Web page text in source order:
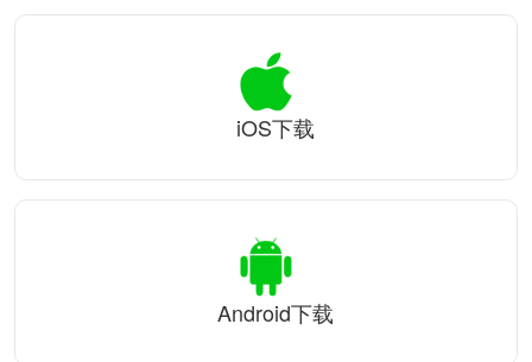
iOS下载
Android下载